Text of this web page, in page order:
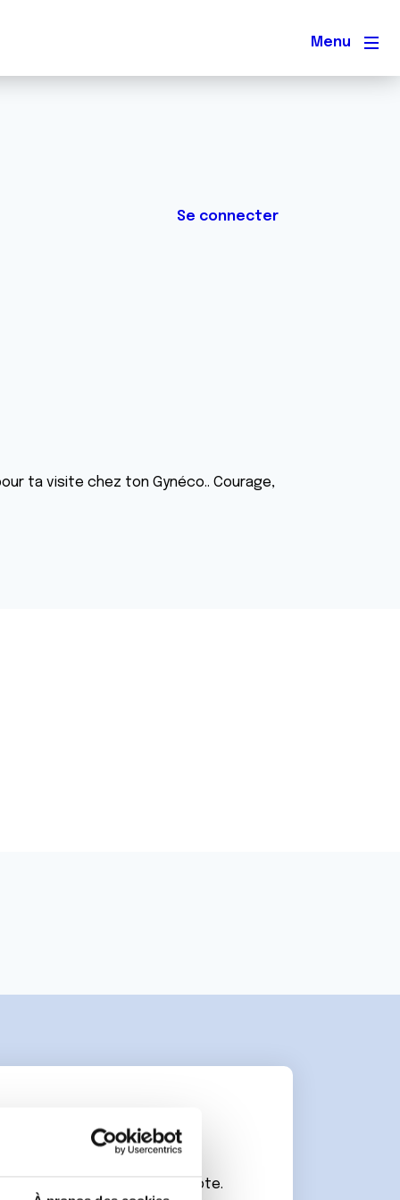
Menu
Se connecter
ta visite chez ton Gynéco.. Courage,
ou de créer un compte.